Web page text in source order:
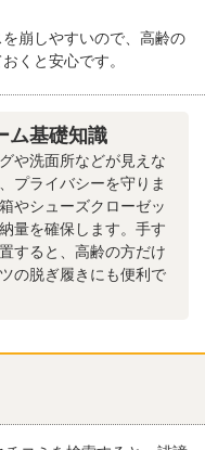
崩しやすいので、高齢の
くと安心です。
ム基礎知識
や洗面所などが見えな
プライバシーを守りま
やシューズクローゼッ
量を確保します。手す
すると、高齢の方だけ
の脱ぎ履きにも便利で